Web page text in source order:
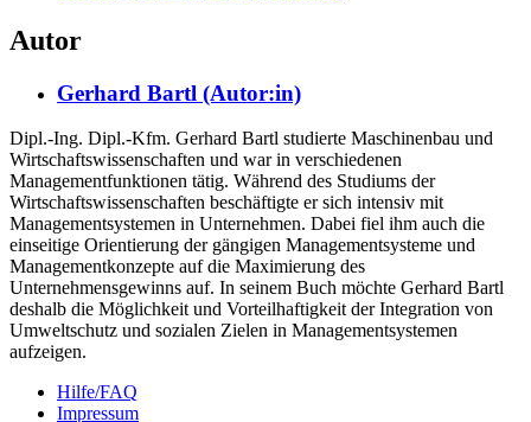
Autor
Gerhard Bartl (Autor:in)
Dipl.-Ing. Dipl.-Kfm. Gerhard Bartl studierte Maschinenbau und
Wirtschaftswissenschaften und war in verschiedenen
Managementfunktionen tätig. Während des Studiums der
Wirtschaftswissenschaften beschäftigte er sich intensiv mit
Managementsystemen in Unternehmen. Dabei fiel ihm auch die
einseitige Orientierung der gängigen Managementsysteme und
Managementkonzepte auf die Maximierung des
Unternehmensgewinns auf. In seinem Buch möchte Gerhard Bartl
deshalb die Möglichkeit und Vorteilhaftigkeit der Integration von
Umweltschutz und sozialen Zielen in Managementsystemen
aufzeigen.
Hilfe/FAQ
Impressum